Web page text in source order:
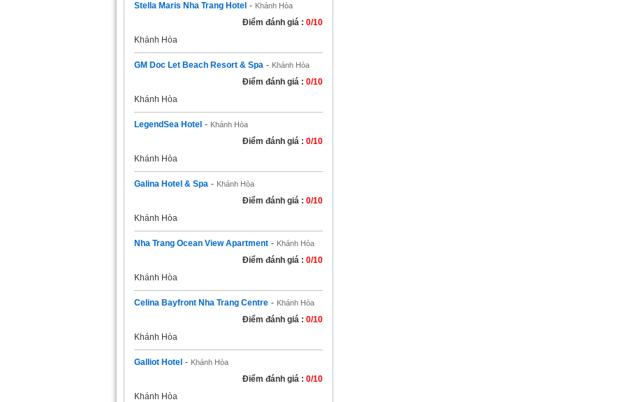
Stella Maris Nha Trang Hotel - Khánh Hòa
Điểm đánh giá : 0/10
Khánh Hòa
GM Doc Let Beach Resort & Spa - Khánh Hòa
Điểm đánh giá : 0/10
Khánh Hòa
LegendSea Hotel - Khánh Hòa
Điểm đánh giá : 0/10
Khánh Hòa
Galina Hotel & Spa - Khánh Hòa
Điểm đánh giá : 0/10
Khánh Hòa
Nha Trang Ocean View Apartment - Khánh Hòa
Điểm đánh giá : 0/10
Khánh Hòa
Celina Bayfront Nha Trang Centre - Khánh Hòa
Điểm đánh giá : 0/10
Khánh Hòa
Galliot Hotel - Khánh Hòa
Điểm đánh giá : 0/10
Khánh Hòa